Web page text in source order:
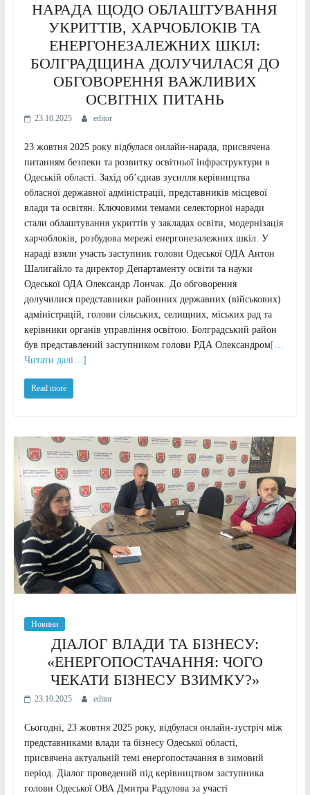
НАРАДА ЩОДО ОБЛАШТУВАННЯ
УКРИТТІВ, ХАРЧОБЛОКІВ ТА
ЕНЕРГОНЕЗАЛЕЖНИХ ШКІЛ:
БОЛГРАДЩИНА ДОЛУЧИЛАСЯ ДО
ОБГОВОРЕННЯ ВАЖЛИВИХ
ОСВІТНІХ ПИТАНЬ
23.10.2025 editor
23 жовтня 2025 року відбулася онлайн-нарада, присвячена
питанням безпеки та розвитку освітньої інфраструктури в
Одеській області. Захід об’єднав зусилля керівництва
обласної державної адміністрації, представників місцевої
влади та освітян. Ключовими темами селекторної наради
стали облаштування укриттів у закладах освіти, модернізація
харчоблоків, розбудова мережі енергонезалежних шкіл. У
нараді взяли участь заступник голови Одеської ОДА Антон
Шалигайло та директор Департаменту освіти та науки
Одеської ОДА Олександр Лончак. До обговорення
долучилися представники районних державних (військових)
адміністрацій, голови сільських, селищних, міських рад та
керівники органів управління освітою. Болградський район
був представлений заступником голови РДА Олександром[…
Читати далі…]
Read more
Новини
ДІАЛОГ ВЛАДИ ТА БІЗНЕСУ:
«ЕНЕРГОПОСТАЧАННЯ: ЧОГО
ЧЕКАТИ БІЗНЕСУ ВЗИМКУ?»
23.10.2025 editor
Сьогодні, 23 жовтня 2025 року, відбулася онлайн-зустріч між
представниками влади та бізнесу Одеської області,
присвячена актуальній темі енергопостачання в зимовий
період. Діалог проведений під керівництвом заступника
голови Одеської ОВА Дмитра Радулова за участі